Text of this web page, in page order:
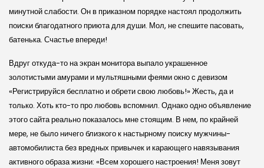
минутной слабости. Он в приказном порядке настоял продолжить
поиски благодатного приюта для души. Мол, не спешите пасовать,
батенька. Счастье впереди!
Вдруг откуда-то на экран монитора выпало украшенное
золотистыми амурами и мультяшными феями окно с девизом
«Регистрируйся бесплатно и обрети свою любовь!» Жесть, да и
только. Хоть кто-то про любовь вспомнил. Однако одно объявление
этого сайта реально показалось мне стоящим. В нем, по крайней
мере, не было ничего близкого к настырному поиску мужчины-
автомобилиста без вредных привычек и карающего навязывания
активного образа жизни: «Всем хорошего настроения! Меня зовут